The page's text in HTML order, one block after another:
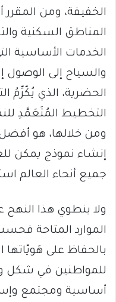
الخفيفة، ومن
المناطق السكنية
الخدمات الأساسية
والسياح إلى الوصول
الحضرية، الذي يُكّرِّمُ
التخطيط المُتَعَمَّدِ
ومن خلالها، هو
إنشاء نموذج يمكن
جميع أنحاء العالم
ولا ينطوي هذا
الموارد المتاحة
بالحفاظ على هَويّاتها
للمواطنين في شكل
أساسية ومجتمع